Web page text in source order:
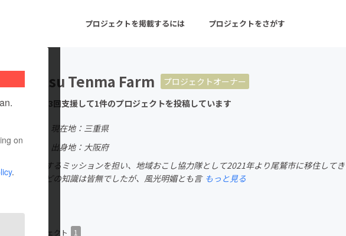
プロジェクトを掲載するには プロジェクトをさがす
注目のリターン 注目の新着プロジェクト
音楽
ト
ゲーム・サービス開発 フード・飲食店
on
.
Amanatsu Tenma Farm
プロジェクトオーナー
これまでに3回支援して1件のプロジェクトを投稿しています
現在地：三重県
身国：日本
出身地：大阪府
甘夏畑を再生するミッションを担い、地域おこし協力隊として2021年より尾鷲市に移住して
夏の栽培などの知識は皆無でしたが、風光明媚とも言 もっと見る
プロジェクト 1